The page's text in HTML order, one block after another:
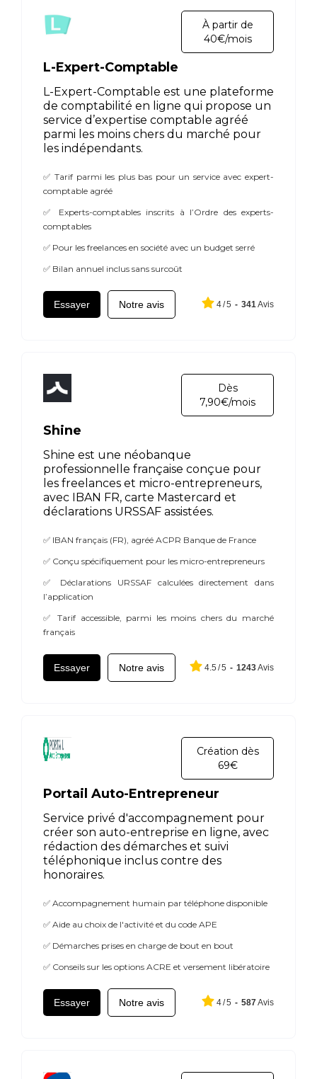
À partir de
40€/mois
L-Expert-Comptable
L-Expert-Comptable est une plateforme
de comptabilité en ligne qui propose un
service d’expertise comptable agréé
parmi les moins chers du marché pour
les indépendants.
✅ Tarif parmi les plus bas pour un service avec expert-
comptable agréé
✅ Experts-comptables inscrits à l’Ordre des experts-
comptables
✅ Pour les freelances en société avec un budget serré
✅ Bilan annuel inclus sans surcoût
Essayer Notre avis 4/5 - 341Avis
Dès
7,90€/mois
Shine
Shine est une néobanque
professionnelle française conçue pour
les freelances et micro-entrepreneurs,
avec IBAN FR, carte Mastercard et
déclarations URSSAF assistées.
✅ IBAN français (FR), agréé ACPR Banque de France
✅ Conçu spécifiquement pour les micro-entrepreneurs
✅ Déclarations URSSAF calculées directement dans
l’application
✅ Tarif accessible, parmi les moins chers du marché
français
Essayer Notre avis 4.5 /5 - 1243Avis
Création dès
69€
Portail Auto-Entrepreneur
Service privé d'accompagnement pour
créer son auto-entreprise en ligne, avec
rédaction des démarches et suivi
téléphonique inclus contre des
honoraires.
✅ Accompagnement humain par téléphone disponible
✅ Aide au choix de l'activité et du code APE
✅ Démarches prises en charge de bout en bout
✅ Conseils sur les options ACRE et versement libératoire
Essayer Notre avis 4/5 - 587Avis